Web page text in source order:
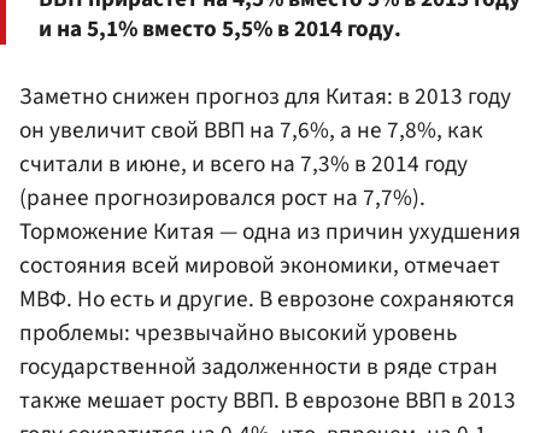
и на 5,1% вместо 5,5% в 2014 году.
Заметно снижен прогноз для Китая: в 2013 году
он увеличит свой ВВП на 7,6%, а не 7,8%, как
считали в июне, и всего на 7,3% в 2014 году
(ранее прогнозировался рост на 7,7%).
Торможение Китая — одна из причин ухудшения
состояния всей мировой экономики, отмечает
МВФ. Но есть и другие. В еврозоне сохраняются
проблемы: чрезвычайно высокий уровень
государственной задолженности в ряде стран
также мешает росту ВВП. В еврозоне ВВП в 2013